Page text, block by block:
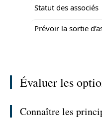
Statut des associés
Prévoir la sortie
Évaluer les
Connaître les